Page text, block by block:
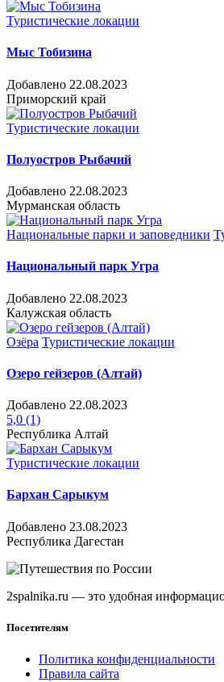
Туристические локации
Мыс Тобизина
Добавлено 22.08.2023
Приморский край
Туристические локации
Полуостров Рыбачий
Добавлено 22.08.2023
Мурманская область
Национальные парки и заповедники
Национальный парк Угра
Добавлено 22.08.2023
Калужская область
Озёра Туристические локации
Озеро гейзеров (Алтай)
Добавлено 22.08.2023
5,0 (1)
Республика Алтай
Туристические локации
Бархан Сарыкум
Добавлено 23.08.2023
Республика Дагестан
2spalnika.ru — это удобная
Посетителям
Политика конфиденциальности
Правила сайта